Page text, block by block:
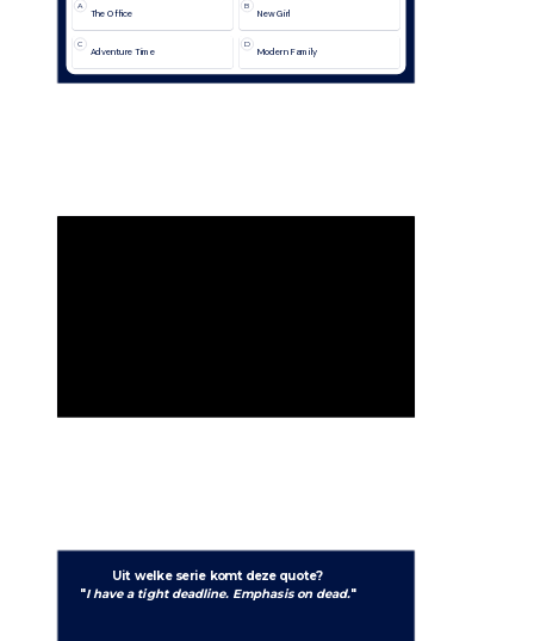
A
The Office
B
New Girl
C
Adventure Time
D
Modern Family
Uit welke serie komt deze quote?
"I have a tight deadline. Emphasis on dead."